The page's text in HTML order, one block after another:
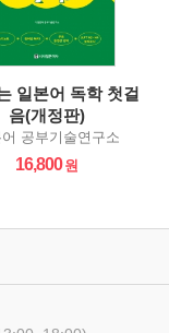
일본어 독학 첫걸
음(개정판)
어 공부기술연구소
16,800